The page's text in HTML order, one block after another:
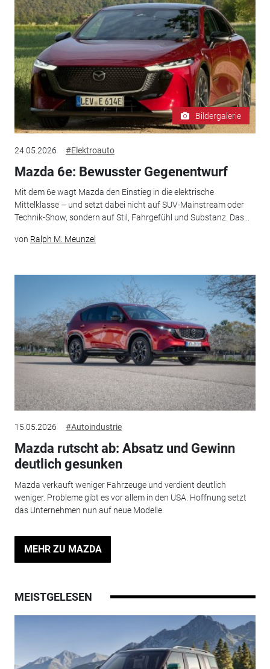
Bildergalerie
24.05.2026 #Elektroauto
Mazda 6e: Bewusster Gegenentwurf
Mit dem 6e wagt Mazda den Einstieg in die elektrische
Mittelklasse – und setzt dabei nicht auf SUV-Mainstream oder
Technik-Show, sondern auf Stil, Fahrgefühl und Substanz. Das...
von Ralph M. Meunzel
15.05.2026 #Autoindustrie
Mazda rutscht ab: Absatz und Gewinn
deutlich gesunken
Mazda verkauft weniger Fahrzeuge und verdient deutlich
weniger. Probleme gibt es vor allem in den USA. Hoffnung setzt
das Unternehmen nun auf neue Modelle.
MEHR ZU MAZDA
MEISTGELESEN